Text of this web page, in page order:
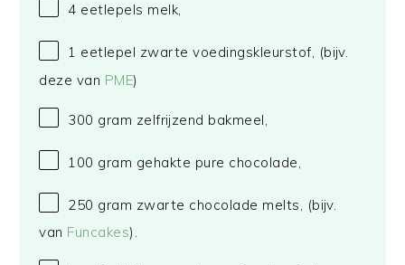
4 eetlepels melk,
1 eetlepel zwarte voedingskleurstof, (bijv.
deze van PME)
300 gram zelfrijzend bakmeel,
100 gram gehakte pure chocolade,
250 gram zwarte chocolade melts, (bijv.
van Funcakes).